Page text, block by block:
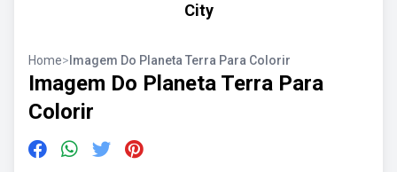
City
Home> Imagem Do Planeta Terra Para Colorir
Imagem Do Planeta Terra Para
Colorir